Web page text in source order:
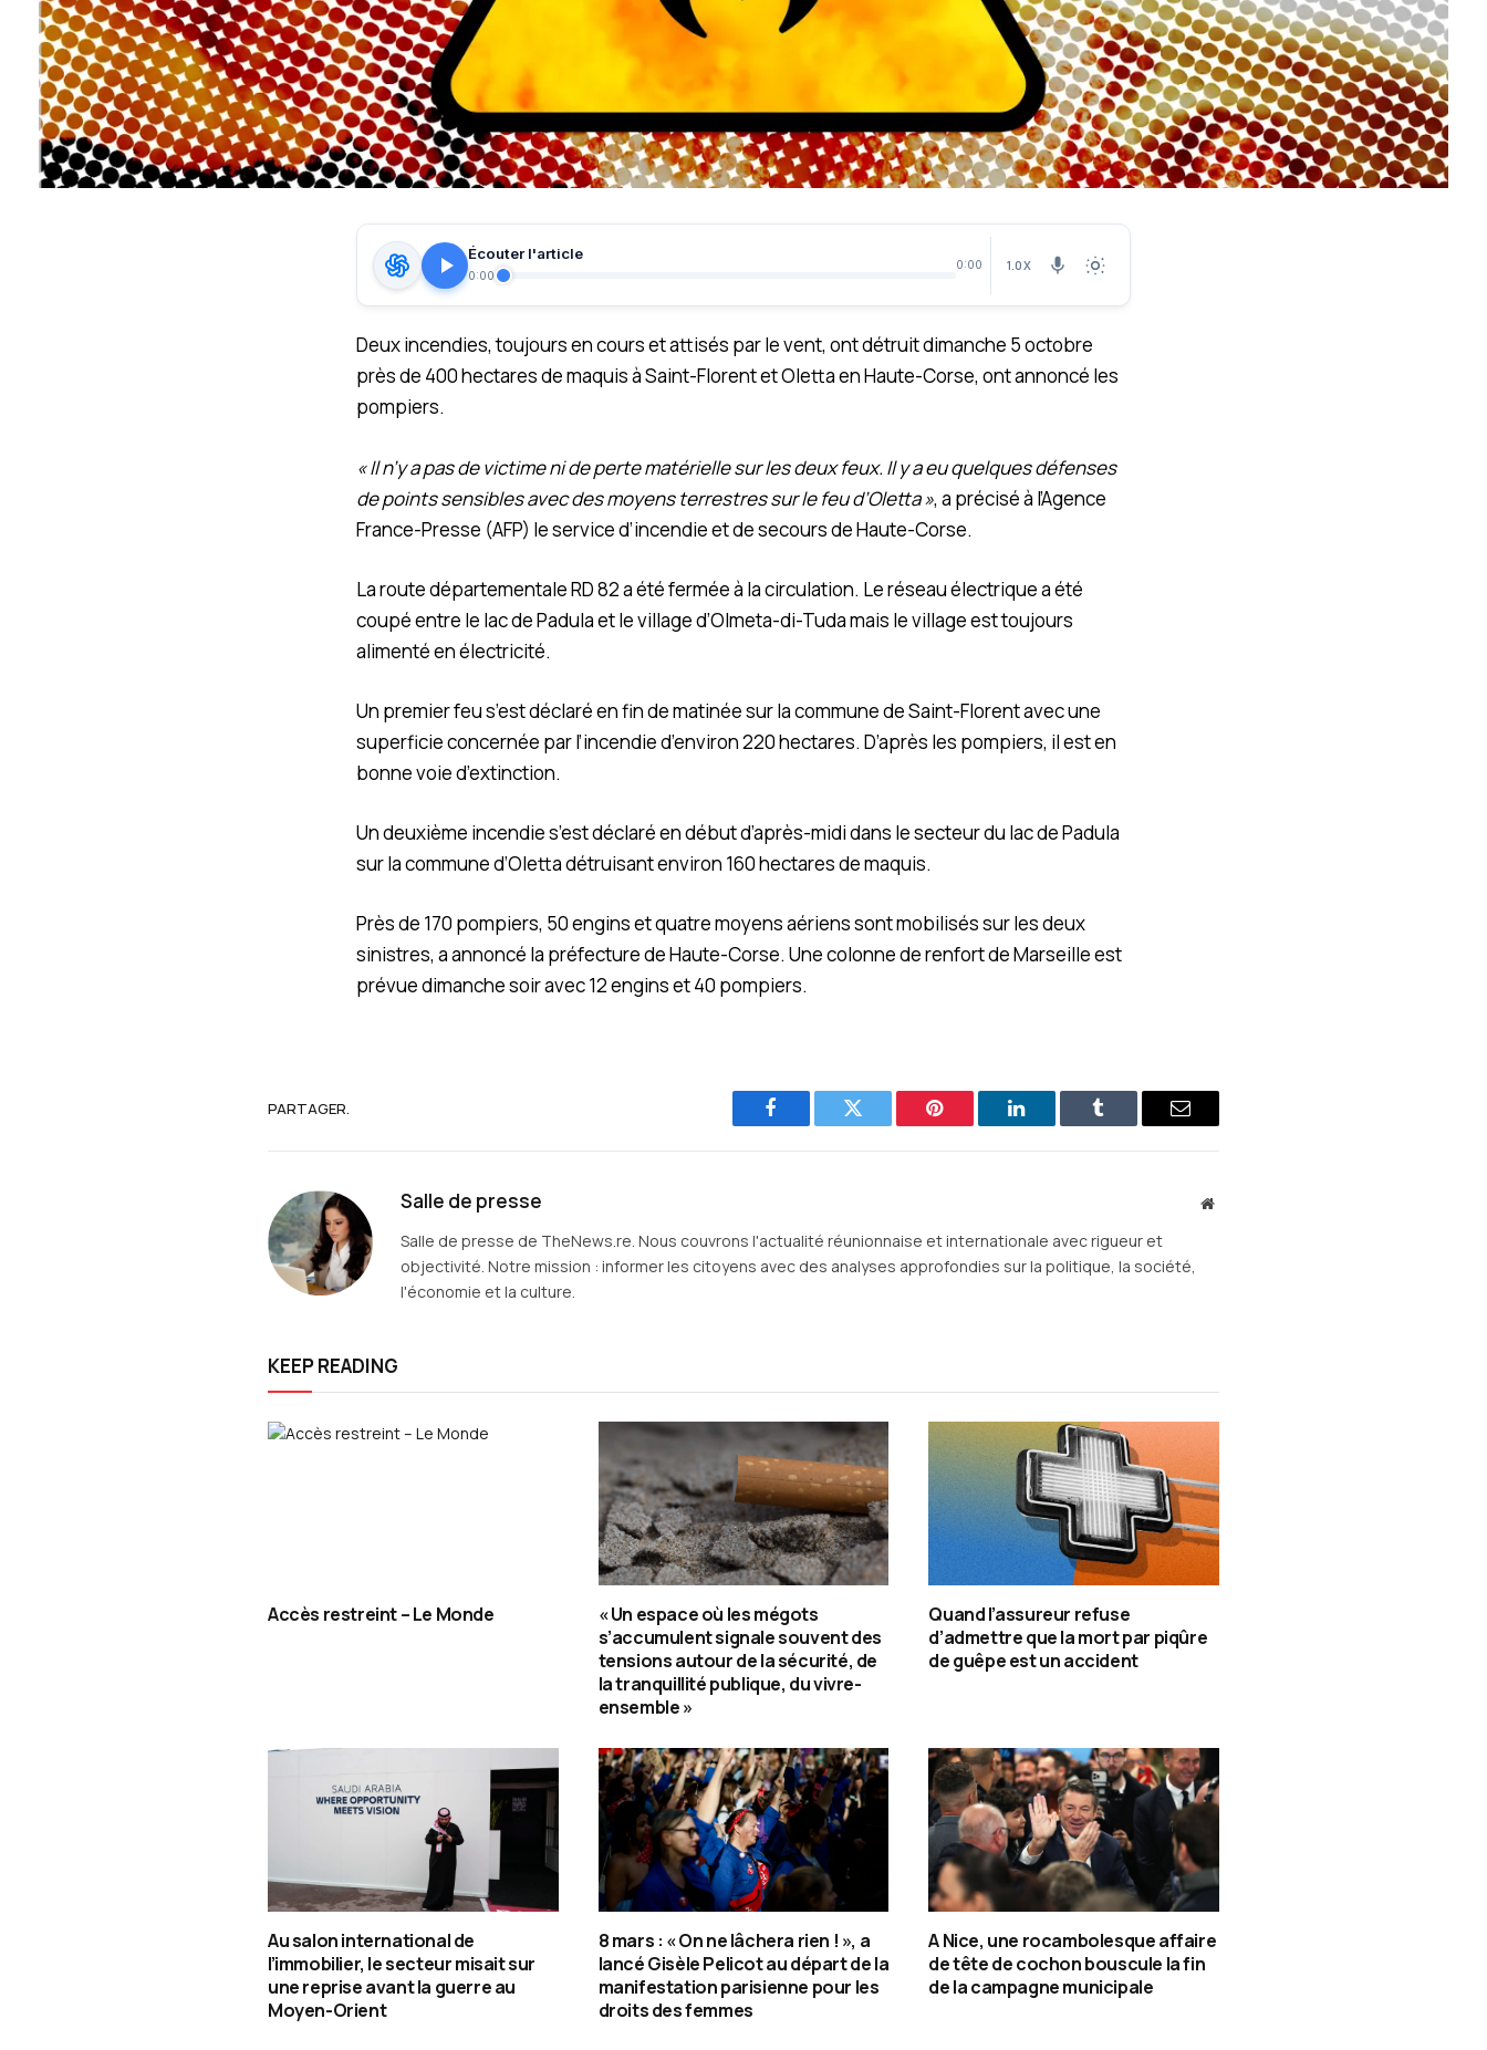
Écouter l'article
0:00
0:00 1.0X
Deux incendies, toujours en cours et attisés par le vent, ont détruit dimanche 5 octobre
près de 400 hectares de maquis à Saint-Florent et Oletta en Haute-Corse, ont annoncé les
pompiers.
« Il n’y a pas de victime ni de perte matérielle sur les deux feux. Il y a eu quelques défenses
de points sensibles avec des moyens terrestres sur le feu d’Oletta », a précisé à l’Agence
France-Presse (AFP) le service d’incendie et de secours de Haute-Corse.
La route départementale RD 82 a été fermée à la circulation. Le réseau électrique a été
coupé entre le lac de Padula et le village d’Olmeta-di-Tuda mais le village est toujours
alimenté en électricité.
Un premier feu s’est déclaré en fin de matinée sur la commune de Saint-Florent avec une
superficie concernée par l’incendie d’environ 220 hectares. D’après les pompiers, il est en
bonne voie d’extinction.
Un deuxième incendie s’est déclaré en début d’après-midi dans le secteur du lac de Padula
sur la commune d’Oletta détruisant environ 160 hectares de maquis.
Près de 170 pompiers, 50 engins et quatre moyens aériens sont mobilisés sur les deux
sinistres, a annoncé la préfecture de Haute-Corse. Une colonne de renfort de Marseille est
prévue dimanche soir avec 12 engins et 40 pompiers.
PARTAGER.
Facebook Twitter Pinterest LinkedIn Tumblr
E-
Salle de presse
Site
Salle de presse de TheNews.re. Nous couvrons l'actualité réunionnaise et internationale avec rigueur et
objectivité. Notre mission : informer les citoyens avec des analyses approfondies sur la politique, la société,
l'économie et la culture.
KEEP READING
Accès restreint – Le Monde
« Un espace où les mégots
s’accumulent signale souvent des
tensions autour de la sécurité, de
la tranquillité publique, du vivre-
ensemble »
Quand l’assureur refuse
d’admettre que la mort par piqûre
de guêpe est un accident
Au salon international de
l’immobilier, le secteur misait sur
une reprise avant la guerre au
Moyen-Orient
8 mars : « On ne lâchera rien ! », a
lancé Gisèle Pelicot au départ de la
manifestation parisienne pour les
droits des femmes
A Nice, une rocambolesque affaire
de tête de cochon bouscule la fin
de la campagne municipale